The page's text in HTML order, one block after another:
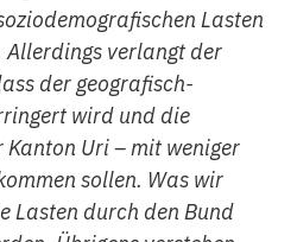
Lasten
verlangt der
der geografisch-
wird und die
Uri – mit weniger
sollen. Was wir
Lasten durch den Bund